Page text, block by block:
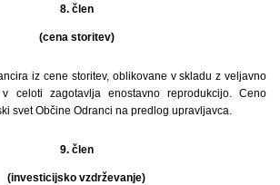
8. člen
(cena storitev)
iz cene storitev, oblikovane v skladu z veljavno
celoti zagotavlja enostavno reprodukcijo. Ceno
svet Občine Odranci na predlog upravljavca.
9. člen
(investicijsko vzdrževanje)